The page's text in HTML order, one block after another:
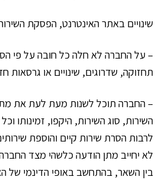
שינויים באתר האינטרנט, הפסקת
– על החברה לא חלה כל חובה על פי
תחזוקה, שדרוגים, שינויים או גרסאות
– החברה תוכל לשנות מעת לעת את
השירות, סוג השירות, היקפו, זמינותו
לרבות הסרת שירות קיים והוספת
לא יחייב מתן הודעה כלשהי מצד החברה.
בין השאר, בהתחשב באופי הדינמי של